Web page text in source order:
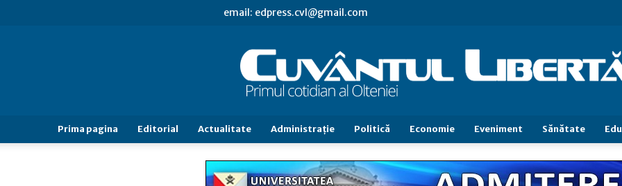
email: edpress.cvl@gmail.com
Cuvântul
Prima pagina Editorial Actualitate Administraţie Politică Economie Eveniment Sănătate